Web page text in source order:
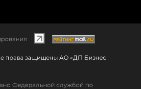
права защищены АО «ДП Бизнес
Федеральной службой по